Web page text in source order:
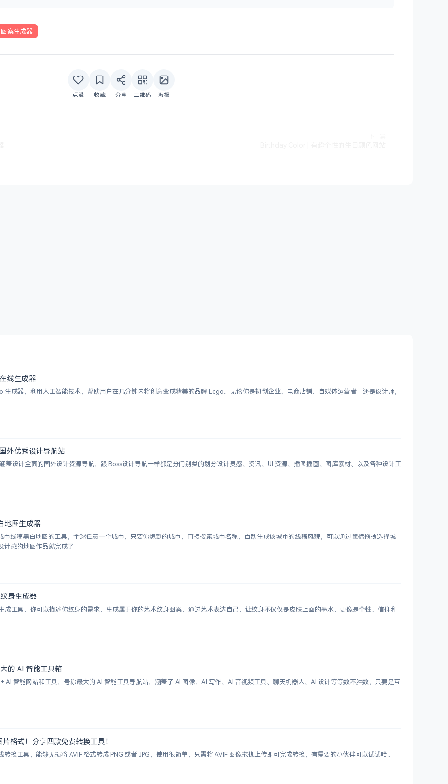
案生成器
点赞 收藏 分享 二维码 海报
线生成器
生成器，利用人工智能技术，帮助用户在几分钟内将创意变成精美的品牌 Logo。无论你是初创企业、电商店铺、自媒体运营者，还是设计师，
外优秀设计导航站
盖设计全面的国外设计资源导航，跟 Boss设计导航一样都是分门别类的划分设计灵感、资讯、UI 资源、插图插画、图库素材、以及各种设计工
地图生成器
市线稿黑白地图的工具，全球任意一个城市，只要你想到的城市，直接搜索城市名称，自动生成该城市的线稿风貌，可以通过鼠标拖拽选择城
计感的地图作品就完成了
身生成器
成工具，你可以描述你纹身的需求，生成属于你的艺术纹身图案，通过艺术表达自己，让纹身不仅仅是皮肤上面的墨水，更像是个性、信仰和
的 AI 智能工具箱
AI 智能网站和工具，号称最大的 AI 智能工具导航站，涵盖了 AI 图像、AI 写作、AI 音视频工具、聊天机器人、AI 设计等等数不胜数，只要是互
格式！分享四款免费转换工具！
转换工具，能够无损将 AVIF 格式转成 PNG 或者 JPG，使用很简单，只需将 AVIF 图像拖拽上传即可完成转换，有需要的小伙伴可以试试哈。